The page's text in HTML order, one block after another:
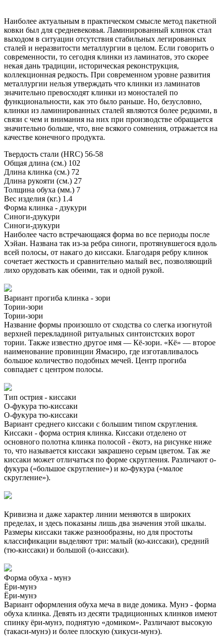
Наиболее актуальным в практическом смысле метод пакетной
ковки был для средневековья. Ламинированный клинок стал
выходом в ситуации отсутствия стабильных легированных
сталей и неразвитости металлургии в целом. Если говорить о
современности, то сегодня клинки из ламинатов, это скорее
некая дань традиции, историческая реконструкция,
коллекционная редкость. При современном уровне развития
металлургии нельзя утверждать что клинки из ламинатов
значительно превосходят клинки из моносталей по
функциональности, как это было раньше. Но, безусловно,
клинки из ламинированных сталей являются более редкими, в
связи с чем и внимания на них при производстве обращается
значительно больше, что, вне всякого сомнения, отражается на
качестве конечного продукта.
Твердость стали (HRC) 56-58
Общая длина (см.) 102
Длина клинка (см.) 72
Длина рукояти (см.) 27
Толщина обуха (мм.) 7
Вес изделия (кг.) 1.4
Форма клинка - дзукури
Синоги-дзукури
Синоги-дзукури
Наиболее часто встречающаяся форма во все периоды после
Хэйан. Названа так из-за ребра синоги, протянувшегося вдоль
всей полосы, от накаго до киссаки. Благодаря ребру клинок
сочетает жесткость и сравнительно малый вес, позволяющий
лихо орудовать как обеими, так и одной рукой.
Вариант прогиба клинка - зори
Тории-зори
Тории-зори
Название формы произошло от сходства со слегка изогнутой
верхней перекладиной ритуальных синтоистских ворот
тории. Также известно другое имя — Кё-зори. «Кё» — второе
наименование провинции Ямасиро, где изготавливалось
большое количество подобных мечей. Центр прогиба
совпадает с центром полосы.
Тип острия - киссаки
О-фукура тю-киссаки
О-фукура тю-киссаки
Вариант среднего киссаки с большим типом скругления.
Киссаки - форма острия клинка. Киссаки отделено от
основного полотна клинка полосой - ёкотэ, на рисунке ниже
то, что называется киссаки закрашено серым цветом. Так же
киссаки может отличаться по форме скругления. Различают о-
фукура («большое скругление») и ко-фукура («малое
скругление»).
Кривизна и даже характер линии меняются в широких
пределах, и здесь показаны лишь два значения этой шкалы.
Размеры киссаки также разнообразны, но для простоты
классификации выделяют три: малый (ко-киссаки), средний
(тю-киссаки) и большой (о-киссаки).
Форма обуха - мунэ
Ёри-мунэ
Ёри-мунэ
Вариант оформления обуха меча в виде домика. Мунэ - форма
обуха клинка. Девять из десяти традиционных клинков имеют
спинку ёри-мунэ, поднятую «домиком». Различают высокую
(такаси-мунэ) и более плоскую (хикуси-мунэ).